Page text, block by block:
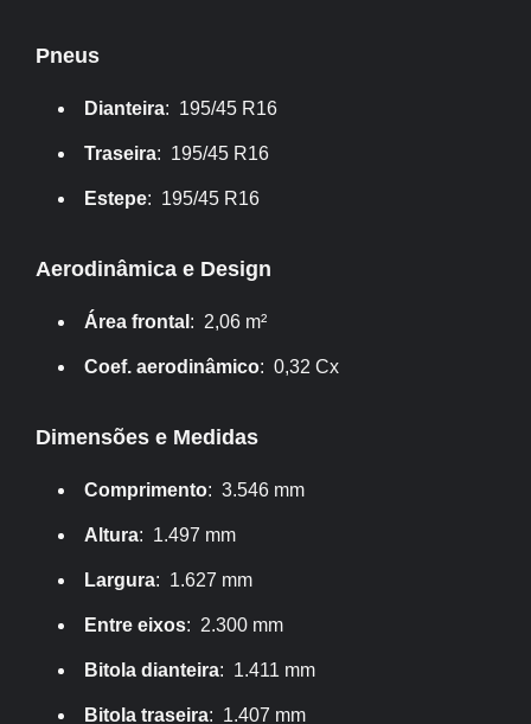
Pneus
Dianteira: 195/45 R16
Traseira: 195/45 R16
Estepe: 195/45 R16
Aerodinâmica e Design
Área frontal : 2,06 m²
Coef. aerodinâmico: 0,32 Cx
Dimensões e Medidas
Comprimento: 3.546 mm
Altura: 1.497 mm
Largura: 1.627 mm
Entre eixos: 2.300 mm
Bitola dianteira: 1.411 mm
Bitola traseira: 1.407 mm